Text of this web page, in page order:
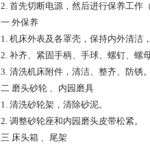
2. 首先切断电源，然后进行保养工作
一 外保养
1. 机床外表及各罩壳，保持内外清洁
2. 补齐、紧固手柄、手球、螺钉、螺
3. 清洗机床附件，清洁、整齐、防锈。
二 磨头砂轮 、内园磨具
1. 清洗砂轮架，清除砂泥。
2. 调整砂轮座和内园磨头皮带松紧。
三 床头箱 、尾架